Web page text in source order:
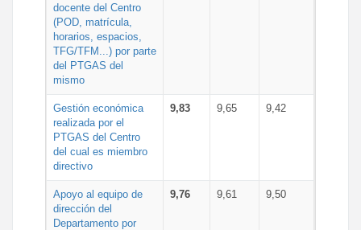
docente del Centro
(POD, matrícula,
horarios, espacios,
TFG/TFM...) por parte
del PTGAS del
mismo
Gestión económica
realizada por el
PTGAS del Centro
del cual es miembro
directivo
9,83 9,65 9,42
Apoyo al equipo de
dirección del
Departamento por
9,76 9,61 9,50